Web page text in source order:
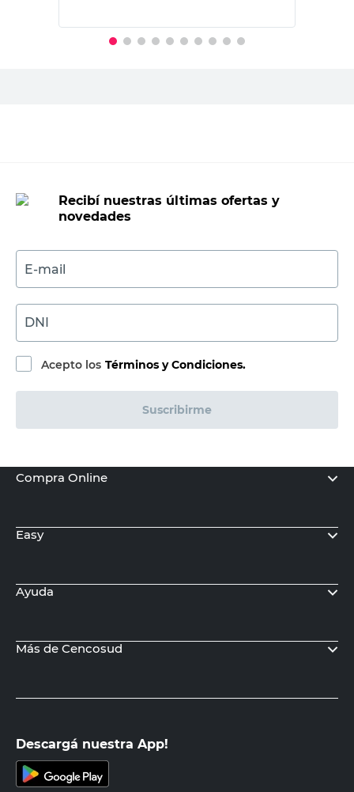
Recibí nuestras últimas ofertas y
novedades
E-mail
DNI
Acepto los Términos y Condiciones.
Suscribirme
Compra Online
Easy
Ayuda
Más de Cencosud
Descargá nuestra App!